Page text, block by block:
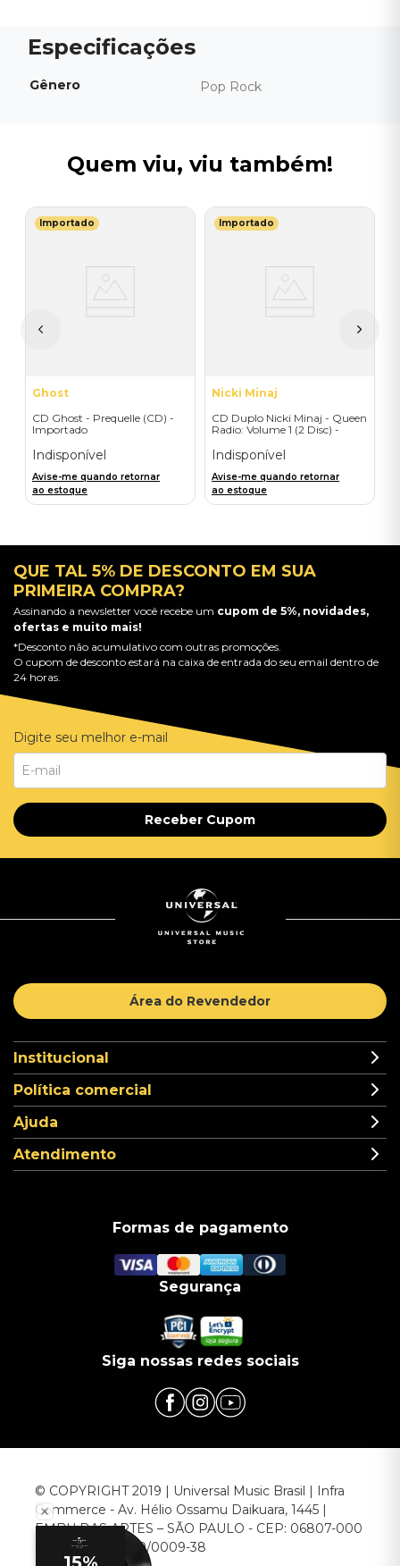
Gênero Pop Rock
Quem viu, viu também!
Importado
Ghost
CD Ghost - Prequelle (CD) -
Importado
Indisponível
Avise-me quando retornar
ao estoque
Importado
Nicki Minaj
CD Duplo Nicki Minaj - Queen
Radio: Volume 1 (2 Disc) -
Indisponível
Avise-me quando retornar
ao estoque
QUE TAL 5% DE DESCONTO EM SUA
PRIMEIRA COMPRA?
Assinando a newsletter você recebe um cupom de 5%, novidades,
ofertas e muito mais!
*Desconto não acumulativo com outras promoções.
O cupom de desconto estará na caixa de entrada do seu email dentro de
24 horas.
Digite seu melhor e-mail
Receber Cupom
Área do Revendedor
Institucional
Política comercial
Ajuda
Atendimento
Formas de pagamento
Segurança
Siga nossas redes sociais
© COPYRIGHT 2019 | Universal Music Brasil | Infra
Commerce - Av. Hélio Ossamu Daikuara, 1445 |
EMBU DAS ARTES – SÃO PAULO - CEP: 06807-000
CNPJ: 00.952.789/0009-38